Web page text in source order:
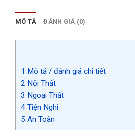
MÔ TẢ ĐÁNH GIÁ (0)
1 Mô tả / đánh giá chi tiết
2 Nội Thất
3 Ngoại Thất
4 Tiện Nghi
5 An Toàn